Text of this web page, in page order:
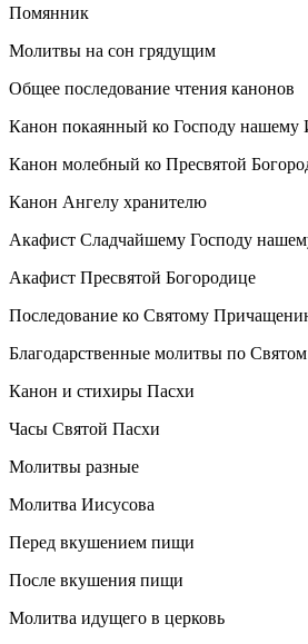
Помянник
Молитвы на сон грядущим
Общее последование чтения канонов
Канон покаянный ко Господу нашему
Канон молебный ко Пресвятой
Канон Ангелу хранителю
Акафист Сладчайшему Господу
Акафист Пресвятой Богородице
Последование ко Святому
Благодарственные молитвы по
Канон и стихиры Пасхи
Часы Святой Пасхи
Молитвы разные
Молитва Иисусова
Перед вкушением пищи
После вкушения пищи
Молитва идущего в церковь